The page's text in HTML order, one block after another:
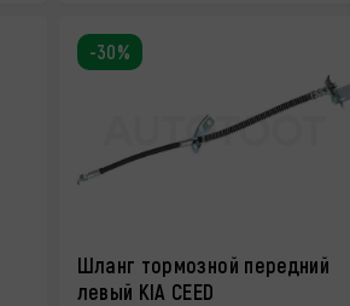
Шланг тормозной передний
левый KIA CEED
-30%